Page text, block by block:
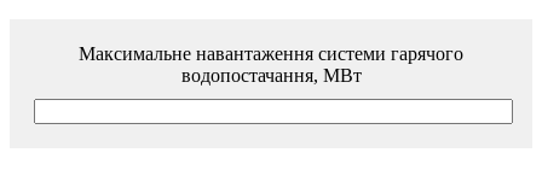
Максимальне навантаження системи гарячого
водопостачання, МВт